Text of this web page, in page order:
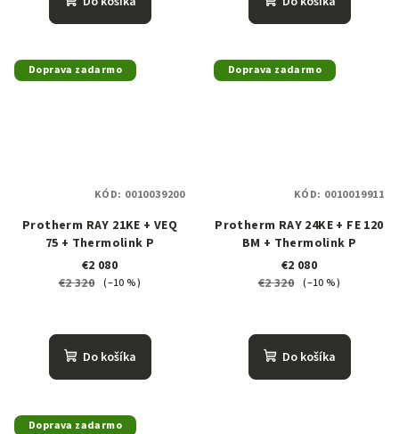
Doprava zadarmo
Protherm RAY 21KE + VEQ
75 + Thermolink P
€2 080
€2 320 (–10 %)
Do košíka
KÓD: 0010039200
Doprava zadarmo
Protherm RAY 24KE + FE 120
BM + Thermolink P
€2 080
€2 320 (–10 %)
Do košíka
KÓD: 0010019911
Doprava zadarmo